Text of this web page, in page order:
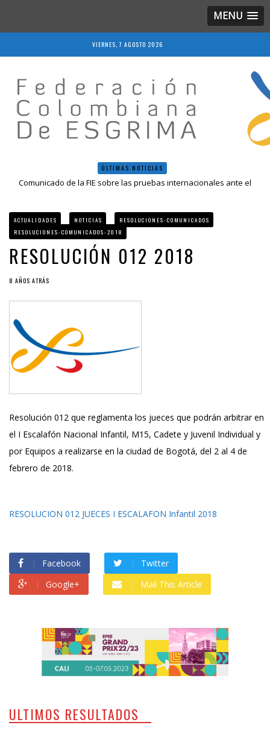
MENU
VIERNES, 7 AGOSTO 2026
ÚLTIMAS NOTICIAS
Comunicado de la FIE sobre las pruebas internacionales ante el
Resultados LIVE IV Escalafón Nacional Mayores, Cali, Abril 2019
Resolución 027 2019
Epee Grand Prix 2023 – Cali, Colombia
ACTUALIDADES NOTICIAS
RESOLUCIONES-COMUNICADOS
RESOLUCIONES-COMUNICADOS-2018
RESOLUCIÓN 012 2018
8 AÑOS ATRÁS
Resolución 012 que reglamenta los jueces que podrán arbitrar en
el I Escalafón Nacional Infantil, M15, Cadete y Juvenil Individual y
por Equipos a realizarse en la ciudad de Bogotá, del 2 al 4 de
febrero de 2018.
RESOLUCION 012 JUECES I ESCALAFON Infantil 2018
Facebook
Twitter
Google+
Mail This Article
ULTIMOS RESULTADOS